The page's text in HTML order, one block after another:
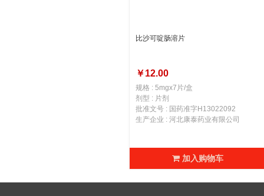
比沙可啶肠溶片
￥12.00
规格 : 5mgx7片/盒
剂型 : 片剂
批准文号 : 国药准字H13022092
生产企业 : 河北康泰药业有限公司
加入购物车